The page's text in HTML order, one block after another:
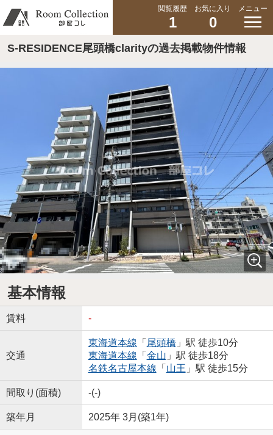
閲覧履歴
1
お気に入り
0
メニュー
S-RESIDENCE尾頭橋clarityの過去掲載物件情報
基本情報
賃料 -
交通
東海道本線 「 尾頭橋 」駅 徒歩10分
東海道本線 「 金山 」駅 徒歩18分
名鉄名古屋本線 「 山王 」駅 徒歩15分
間取り(面積) -(-)
築年月 2025年 3月(築1年)